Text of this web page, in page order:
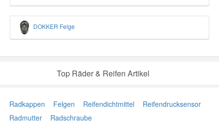
DOKKER Felge
Top Räder & Reifen Artikel
Radkappen Felgen Reifendichtmittel
Reifendrucksensor
Radmutter
Radschraube